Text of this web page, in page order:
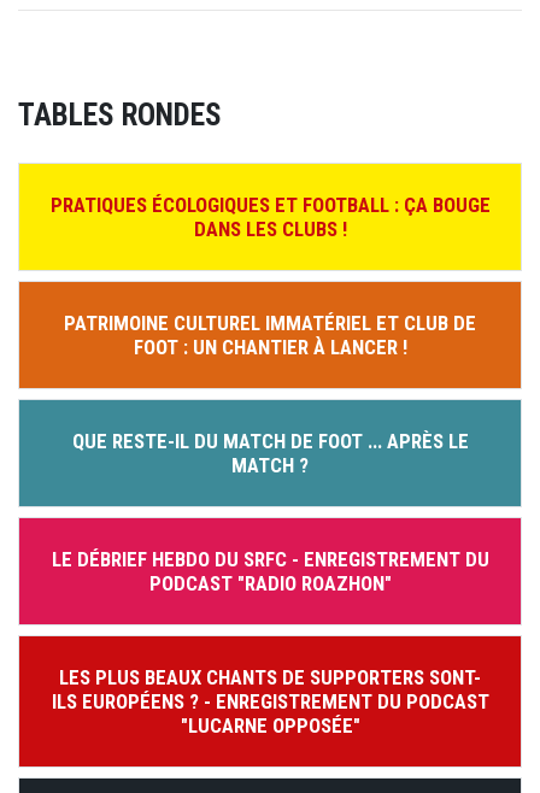
TABLES RONDES
PRATIQUES ÉCOLOGIQUES ET FOOTBALL : ÇA BOUGE
DANS LES CLUBS !
PATRIMOINE CULTUREL IMMATÉRIEL ET CLUB DE
FOOT : UN CHANTIER À LANCER !
QUE RESTE-IL DU MATCH DE FOOT ... APRÈS LE
MATCH ?
LE DÉBRIEF HEBDO DU SRFC - ENREGISTREMENT DU
PODCAST "RADIO ROAZHON"
LES PLUS BEAUX CHANTS DE SUPPORTERS SONT-
ILS EUROPÉENS ? - ENREGISTREMENT DU PODCAST
"LUCARNE OPPOSÉE"